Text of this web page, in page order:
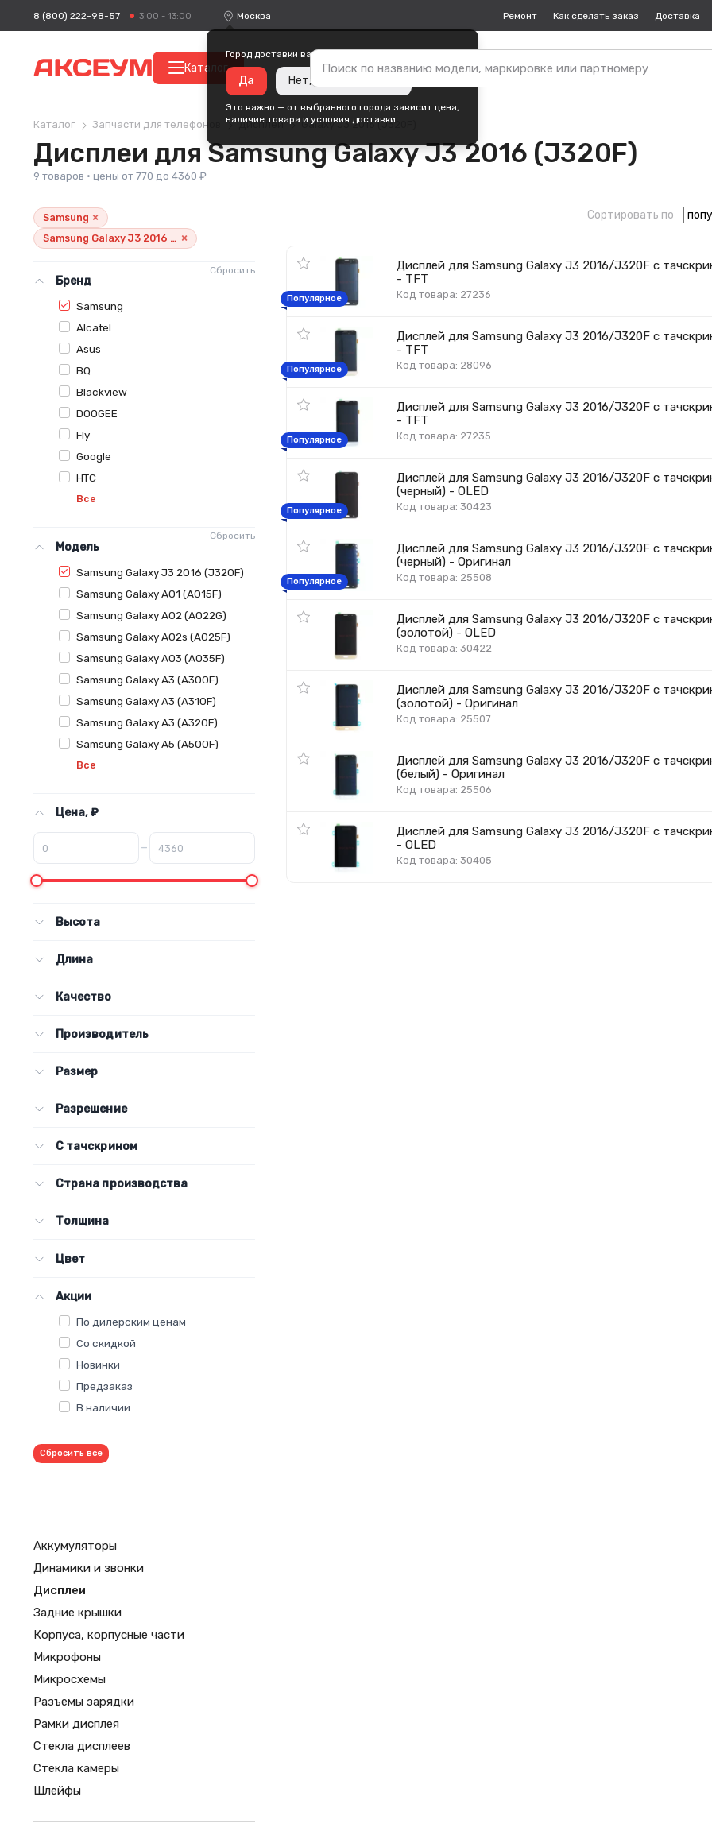
8 (800) 222-98-57 3:00 - 13:00 Москва
Город доставки ваших покупок —
Да Нет, изменить город
Это важно — от выбранного города зависит цена,
наличие товара и условия доставки
Ремонт Как сделать заказ Доставка
Каталог
Каталог Запчасти для телефонов Дисплеи Galaxy J3 2016 (J320F)
Дисплеи для Samsung Galaxy J3 2016 (J320F)
9 товаров · цены от 770 до 4360 ₽
Samsung ×
Samsung Galaxy J3 2016 (J320F) ×
Сбросить
Бренд
Samsung
Alcatel
Asus
BQ
Blackview
DOOGEE
Fly
Google
HTC
Все
Сбросить
Модель
Samsung Galaxy J3 2016 (J320F)
Samsung Galaxy A01 (A015F)
Samsung Galaxy A02 (A022G)
Samsung Galaxy A02s (A025F)
Samsung Galaxy A03 (A035F)
Samsung Galaxy A3 (A300F)
Samsung Galaxy A3 (A310F)
Samsung Galaxy A3 (A320F)
Samsung Galaxy A5 (A500F)
Все
Цена, ₽
–
Высота
Длина
Качество
Производитель
Размер
Разрешение
С тачскрином
Страна производства
Толщина
Цвет
Акции
По дилерским ценам
Со скидкой
Новинки
Предзаказ
В наличии
Сбросить все
Аккумуляторы
Динамики и звонки
Дисплеи
Задние крышки
Корпуса, корпусные части
Микрофоны
Микросхемы
Разъемы зарядки
Рамки дисплея
Стекла дисплеев
Стекла камеры
Шлейфы
Сортировать по
Дисплей для Samsung Galaxy J3 2016/J320F с
- TFT
Код товара: 27236
Популярное
Дисплей для Samsung Galaxy J3 2016/J320F с
- TFT
Код товара: 28096
Популярное
Дисплей для Samsung Galaxy J3 2016/J320F с
- TFT
Код товара: 27235
Популярное
Дисплей для Samsung Galaxy J3 2016/J320F с
(черный) - OLED
Код товара: 30423
Популярное
Дисплей для Samsung Galaxy J3 2016/J320F с
(черный) - Оригинал
Код товара: 25508
Популярное
Дисплей для Samsung Galaxy J3 2016/J320F с
(золотой) - OLED
Код товара: 30422
Дисплей для Samsung Galaxy J3 2016/J320F с
(золотой) - Оригинал
Код товара: 25507
Дисплей для Samsung Galaxy J3 2016/J320F с
(белый) - Оригинал
Код товара: 25506
Дисплей для Samsung Galaxy J3 2016/J320F с
- OLED
Код товара: 30405